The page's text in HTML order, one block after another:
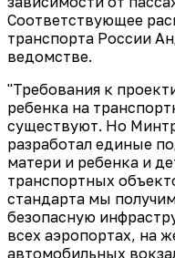
Соответствующее
транспорта России
ведомстве.
"Требования к
ребенка на
существуют. Но
разработал единые
матери и ребенка и
транспортных
стандарта мы
безопасную
всех аэропортах, на
автомобильных